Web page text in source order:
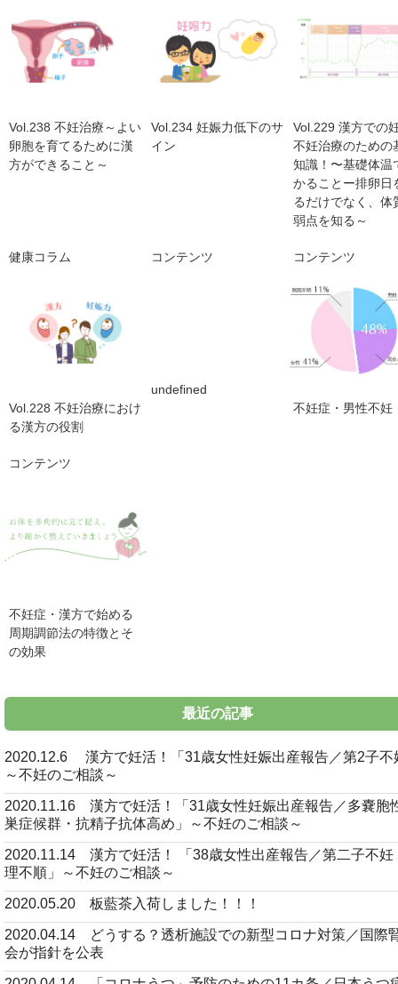
Vol.238 不妊治療～よい
卵胞を育てるために漢
方ができること～
Vol.234 妊娠力低下のサ
イン
Vol.229 漢方での
不妊治療のための
知識！〜基礎体温
かることー排卵日
るだけでなく、体
弱点を知る～
健康コラム
Vol.228 不妊治療におけ
る漢方の役割
コンテンツ
undefined
コンテンツ
不妊症・男性不妊
コンテンツ
不妊症・漢方で始める
周期調節法の特徴とそ
の効果
最近の記事
2020.12.6 漢方で妊活！「31歳女性妊娠出産報告／第2子不
～不妊のご相談～
2020.11.16 漢方で妊活！「31歳女性妊娠出産報告／多嚢胞
巣症候群・抗精子抗体高め」～不妊のご相談～
2020.11.14 漢方で妊活！ 「38歳女性出産報告／第二子不妊
理不順」～不妊のご相談～
2020.05.20 板藍茶入荷しました！！！
2020.04.14 どうする？透析施設での新型コロナ対策／国際
会が指針を公表